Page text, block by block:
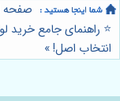
صفحه
⭐️ راهنمای جامع خرید
انتخاب اصل!»